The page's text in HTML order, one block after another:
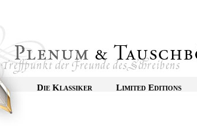
Die Klassiker Limited Editions